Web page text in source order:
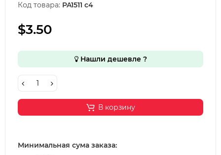
Код товара: PA1511 с4
$3.50
Нашли дешевле ?
В корзину
Минимальная сума заказа: